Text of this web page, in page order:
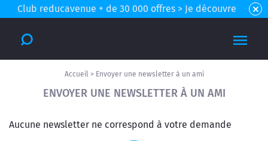
Club reducavenue + de 30 000 offres > Je découvre
Accueil > Envoyer une newsletter à un ami
ENVOYER UNE NEWSLETTER À UN AMI
Aucune newsletter ne correspond à votre demande